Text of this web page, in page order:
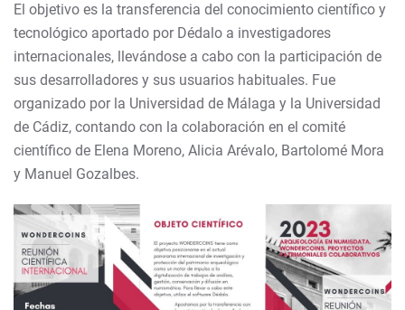
El objetivo es la transferencia del conocimiento científico y
tecnológico aportado por Dédalo a investigadores
internacionales, llevándose a cabo con la participación de
sus desarrolladores y sus usuarios habituales. Fue
organizado por la Universidad de Málaga y la Universidad
de Cádiz, contando con la colaboración en el comité
científico de Elena Moreno, Alicia Arévalo, Bartolomé Mora
y Manuel Gozalbes.